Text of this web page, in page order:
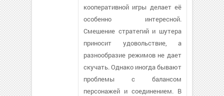
кооперативной игры делает её
особенно интересной.
Смешение стратегий и шутера
приносит удовольствие, а
разнообразие режимов не дает
скучать. Однако иногда бывают
проблемы с балансом
персонажей и соединением. В